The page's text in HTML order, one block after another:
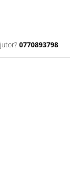
0770893798